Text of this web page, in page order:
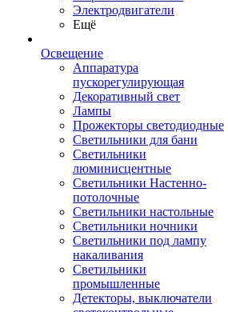
Электродвигатели
Ещё
Освещение
Аппаратура
пускорегулирующая
Декоративный свет
Лампы
Прожекторы светодиодные
Светильники для бани
Светильники
люминисцентные
Светильники Настенно-
потолочные
Светильники настольные
Светильники ночники
Светильники под лампу
накаливания
Светильники
промышленные
Детекторы, выключатели